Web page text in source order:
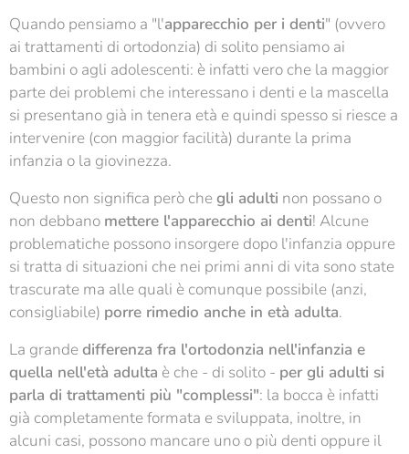
Quando pensiamo a "l'apparecchio per i denti" (ovvero
ai trattamenti di ortodonzia) di solito pensiamo ai
bambini o agli adolescenti: è infatti vero che la maggior
parte dei problemi che interessano i denti e la mascella
si presentano già in tenera età e quindi spesso si riesce a
intervenire (con maggior facilità) durante la prima
infanzia o la giovinezza.
Questo non significa però chegli adulti non possano o
non debbano mettere l'apparecchio ai denti! Alcune
problematiche possono insorgere dopo l'infanzia oppure
si tratta di situazioni che nei primi anni di vita sono state
trascurate ma alle quali è comunque possibile (anzi,
consigliabile) porre rimedio anche in età adulta.
La grandedifferenza fra l'ortodonzia nell'infanzia e
quella nell'età adulta è che - di solito - per gli adulti si
parla di trattamenti più "complessi": la bocca è infatti
già completamente formata e sviluppata, inoltre, in
alcuni casi, possono mancare uno o più denti oppure il